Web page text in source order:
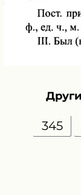
345